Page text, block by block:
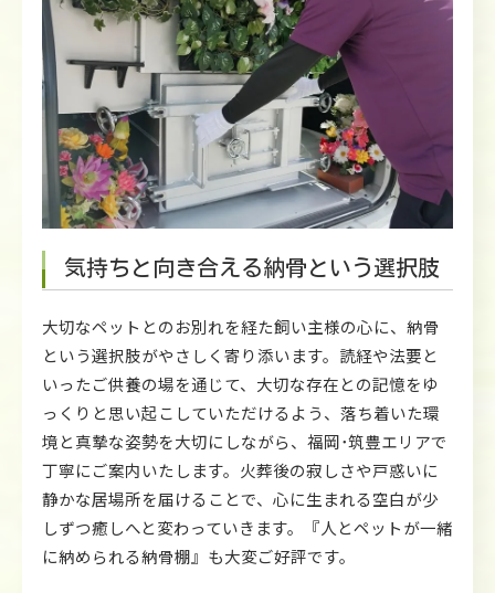
気持ちと向き合える納骨という選択肢
大切なペットとのお別れを経た飼い主様の心に、納骨
という選択肢がやさしく寄り添います。読経や法要と
いったご供養の場を通じて、大切な存在との記憶をゆ
っくりと思い起こしていただけるよう、落ち着いた環
境と真摯な姿勢を大切にしながら、福岡･筑豊エリアで
丁寧にご案内いたします。火葬後の寂しさや戸惑いに
静かな居場所を届けることで、心に生まれる空白が少
しずつ癒しへと変わっていきます。『人とペットが一緒
に納められる納骨棚』も大変ご好評です。